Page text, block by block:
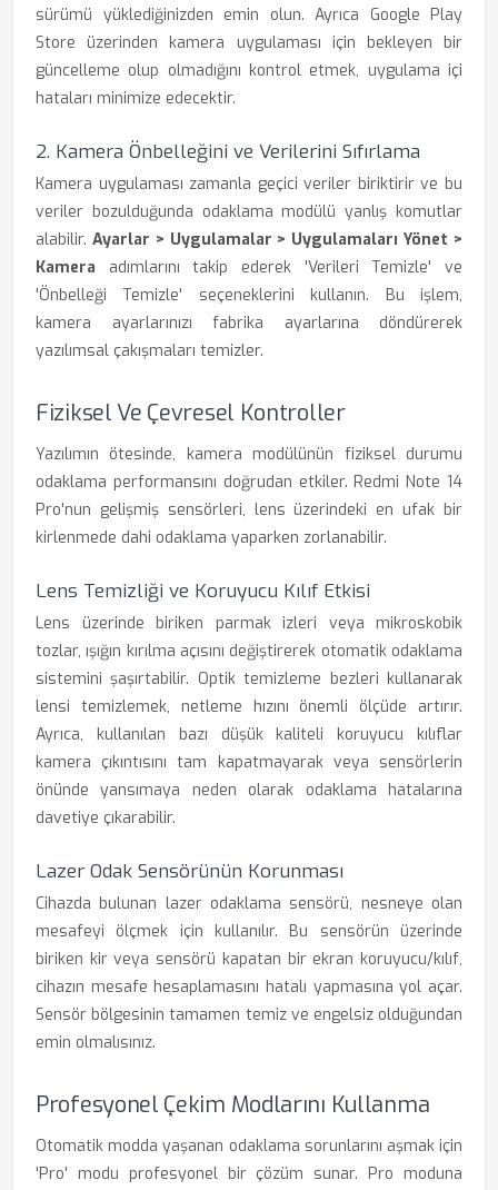
sürümü yüklediğinizden emin olun. Ayrıca Google Play
Store üzerinden kamera uygulaması için bekleyen bir
güncelleme olup olmadığını kontrol etmek, uygulama içi
hataları minimize edecektir.
2. Kamera Önbelleğini ve Verilerini Sıfırlama
Kamera uygulaması zamanla geçici veriler biriktirir ve bu
veriler bozulduğunda odaklama modülü yanlış komutlar
alabilir. Ayarlar > Uygulamalar > Uygulamaları Yönet >
Kamera adımlarını takip ederek 'Verileri Temizle' ve
'Önbelleği Temizle' seçeneklerini kullanın. Bu işlem,
kamera ayarlarınızı fabrika ayarlarına döndürerek
yazılımsal çakışmaları temizler.
Fiziksel Ve Çevresel Kontroller
Yazılımın ötesinde, kamera modülünün fiziksel durumu
odaklama performansını doğrudan etkiler. Redmi Note 14
Pro'nun gelişmiş sensörleri, lens üzerindeki en ufak bir
kirlenmede dahi odaklama yaparken zorlanabilir.
Lens Temizliği ve Koruyucu Kılıf Etkisi
Lens üzerinde biriken parmak izleri veya mikroskobik
tozlar, ışığın kırılma açısını değiştirerek otomatik odaklama
sistemini şaşırtabilir. Optik temizleme bezleri kullanarak
lensi temizlemek, netleme hızını önemli ölçüde artırır.
Ayrıca, kullanılan bazı düşük kaliteli koruyucu kılıflar
kamera çıkıntısını tam kapatmayarak veya sensörlerin
önünde yansımaya neden olarak odaklama hatalarına
davetiye çıkarabilir.
Lazer Odak Sensörünün Korunması
Cihazda bulunan lazer odaklama sensörü, nesneye olan
mesafeyi ölçmek için kullanılır. Bu sensörün üzerinde
biriken kir veya sensörü kapatan bir ekran koruyucu/kılıf,
cihazın mesafe hesaplamasını hatalı yapmasına yol açar.
Sensör bölgesinin tamamen temiz ve engelsiz olduğundan
emin olmalısınız.
Profesyonel Çekim Modlarını Kullanma
Otomatik modda yaşanan odaklama sorunlarını aşmak için
'Pro' modu profesyonel bir çözüm sunar. Pro moduna